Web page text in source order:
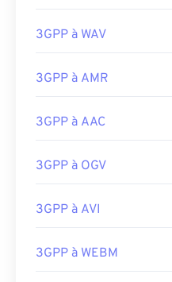
3GPP à WAV
3GPP à AMR
3GPP à AAC
3GPP à OGV
3GPP à AVI
3GPP à WEBM